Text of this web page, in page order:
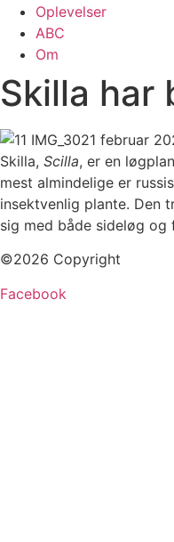
Oplevelser
ABC
Om
Skilla har
Skilla, Scilla, er en
mest almindelige er
insektvenlig plante. Den
sig med både sideløg
©2026 Copyright
Facebook